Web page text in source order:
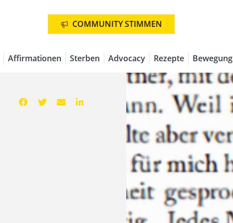
COMMUNITY STIMMEN
Affirmationen Sterben Advocacy Rezepte Bewegung